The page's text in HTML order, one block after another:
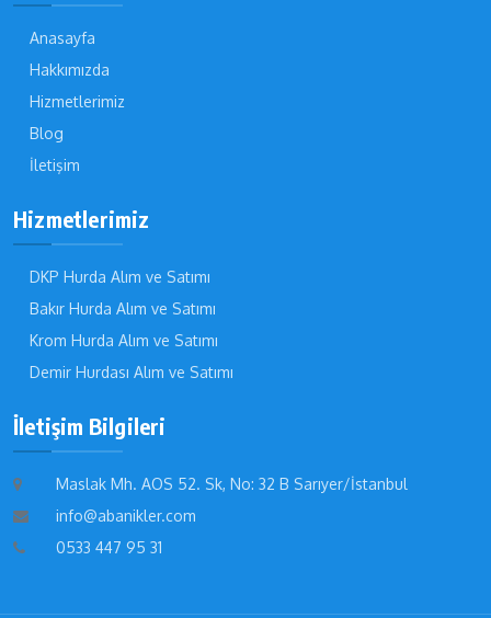
Anasayfa
Hakkımızda
Hizmetlerimiz
Blog
İletişim
Hizmetlerimiz
DKP Hurda Alım ve Satımı
Bakır Hurda Alım ve Satımı
Krom Hurda Alım ve Satımı
Demir Hurdası Alım ve Satımı
İletişim Bilgileri
Maslak Mh. AOS 52. Sk, No: 32 B Sarıyer/İstanbul
info@abanikler.com
0533 447 95 31